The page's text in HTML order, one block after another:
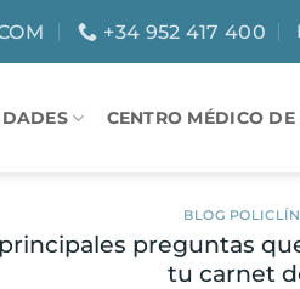
+34 952 417 400
CENTRO MÉDICO
BLOG
preguntas
tu carnet